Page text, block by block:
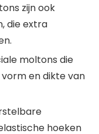
zijn ook
die extra
moltons die
en dikte van
hoeken